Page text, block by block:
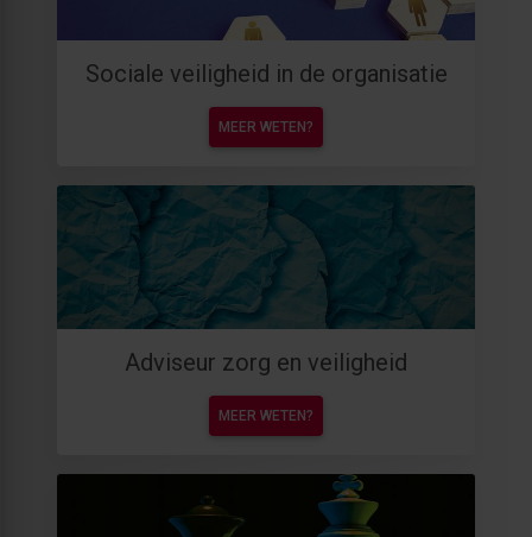
Sociale veiligheid in de organisatie
MEER WETEN?
Adviseur zorg en veiligheid
MEER WETEN?